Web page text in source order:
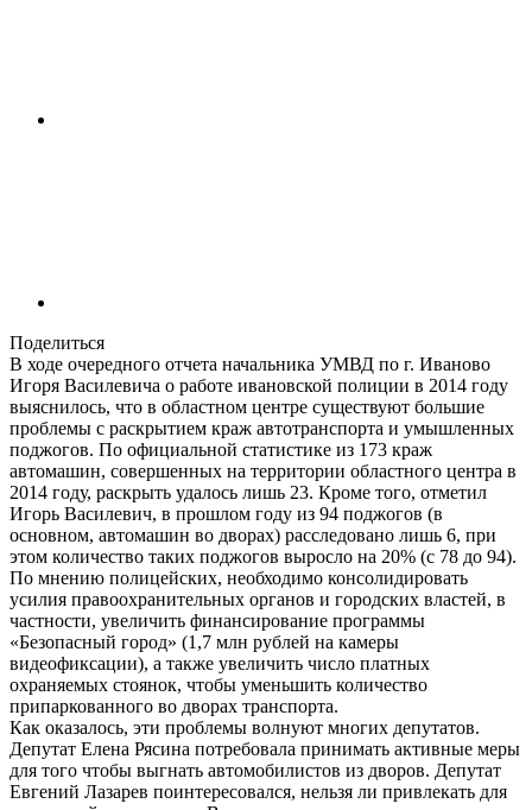
Поделиться
В ходе очередного отчета начальника УМВД по г. Иваново
Игоря Василевича о работе ивановской полиции в 2014 году
выяснилось, что в областном центре существуют большие
проблемы с раскрытием краж автотранспорта и умышленных
поджогов. По официальной статистике из 173 краж
автомашин, совершенных на территории областного центра в
2014 году, раскрыть удалось лишь 23. Кроме того, отметил
Игорь Василевич, в прошлом году из 94 поджогов (в
основном, автомашин во дворах) расследовано лишь 6, при
этом количество таких поджогов выросло на 20% (с 78 до 94).
По мнению полицейских, необходимо консолидировать
усилия правоохранительных органов и городских властей, в
частности, увеличить финансирование программы
«Безопасный город» (1,7 млн рублей на камеры
видеофиксации), а также увеличить число платных
охраняемых стоянок, чтобы уменьшить количество
припаркованного во дворах транспорта.
Как оказалось, эти проблемы волнуют многих депутатов.
Депутат Елена Рясина потребовала принимать активные меры
для того чтобы выгнать автомобилистов из дворов. Депутат
Евгений Лазарев поинтересовался, нельзя ли привлекать для